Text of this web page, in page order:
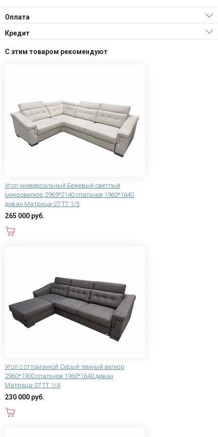
Оплата
Кредит
С этим товаром рекомендуют
Угол универсальный Бежевый светлый
микровелюр 2969*2140 спальное 1960*1640
диван Матрица-27 ТТ 1/5
265 000 руб.
Угол с оттоманкой Серый темный велюр
2960*1900 спальное 1960*1640 диван
Матрица-27 ТТ 1/4
230 000 руб.